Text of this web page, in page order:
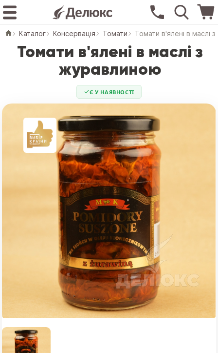
Каталог Консервація Томати Томати в'ялені в маслі
Томати в'ялені в маслі з
журавлиною
Є У НАЯВНОСТІ